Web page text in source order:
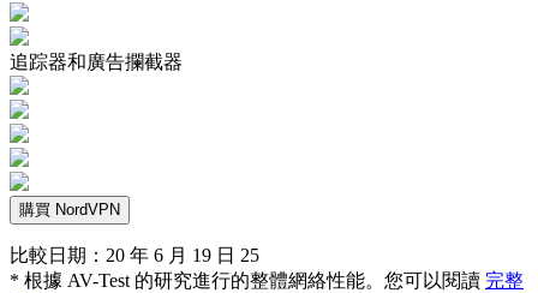
追踪器和廣告攔截器
購買 NordVPN
比較日期：20 年 6 月 19 日 25
* 根據 AV-Test 的研究進行的整體網絡性能。您可以閱讀 完整